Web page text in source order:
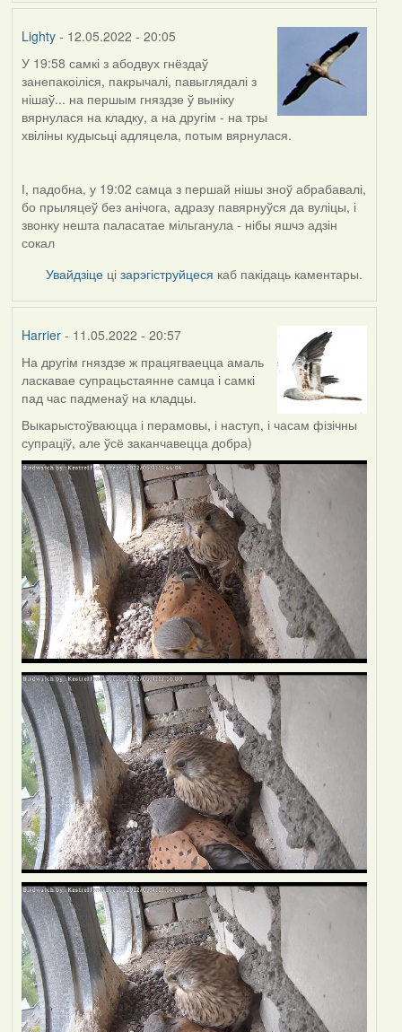
Lighty- 12.05.2022 - 20:05
У 19:58 самкі з абодвух гнёздаў
занепакоіліся, пакрычалі, павыглядалі з
нішаў... на першым гняздзе ў выніку
вярнулася на кладку, а на другім - на тры
хвіліны кудысьці адляцела, потым вярнулася.
І, падобна, у 19:02 самца з першай нішы зноў абрабавалі,
бо прыляцеў без анічога, адразу павярнуўся да вуліцы, і
звонку нешта паласатае мільганула - нібы яшчэ адзін
сокал
Увайдзіце цізарэгіструйцеся каб пакідаць каментары.
Harrier- 11.05.2022 - 20:57
На другім гняздзе ж працягваецца амаль
ласкавае супрацьстаянне самца і самкі
пад час падменаў на кладцы.
Выкарыстоўваюцца і перамовы, і наступ, і часам фізічны
супраціў, але ўсё заканчавецца добра)